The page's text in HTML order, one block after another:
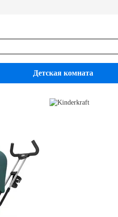
Детская комната